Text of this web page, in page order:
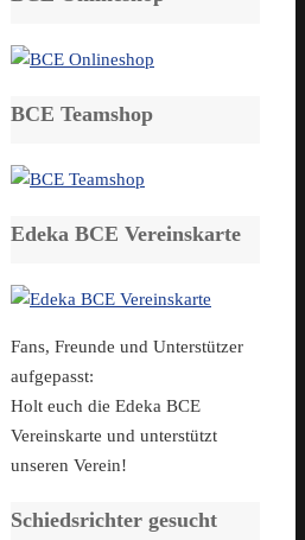
BCE Teamshop
Edeka BCE Vereinskarte
Fans, Freunde und Unterstützer
aufgepasst:
Holt euch die Edeka BCE
Vereinskarte und unterstützt
unseren Verein!
Schiedsrichter gesucht